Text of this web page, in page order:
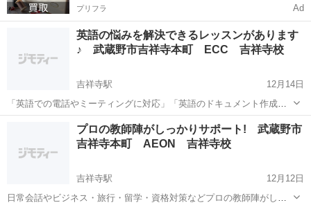
プリフラ Ad
英語の悩みを解決できるレッスンがあります
♪ 武蔵野市吉祥寺本町 ECC 吉祥寺校
吉祥寺駅
12月14日
「英語での電話やミーティングに対応」「英語のドキュメント作成、
メール作成」「英語でディスカッション、プレゼン」など、ビジネス
シーンでの英語の悩みを解決できるレッスンがあります♪ ◆英語・英
会話教室の名前：ECC 吉...
武蔵野市 吉祥寺駅 レッスン
プロの教師陣がしっかりサポート! 武蔵野市
吉祥寺本町 AEON 吉祥寺校
吉祥寺駅
12月12日
日常会話やビジネス・旅行・留学・資格対策などプロの教師陣がしっ